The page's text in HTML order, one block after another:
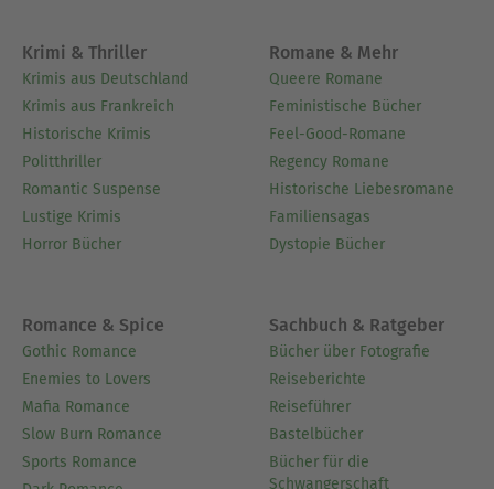
Krimi & Thriller
Krimis aus Deutschland
Krimis aus Frankreich
Historische Krimis
Politthriller
Romantic Suspense
Lustige Krimis
Horror Bücher
Romane & Mehr
Queere Romane
Feministische Bücher
Feel-Good-Romane
Regency Romane
Historische Liebesromane
Familiensagas
Dystopie Bücher
Romance & Spice
Gothic Romance
Enemies to Lovers
Mafia Romance
Slow Burn Romance
Sports Romance
Sachbuch & Ratgeber
Bücher über Fotografie
Reiseberichte
Reiseführer
Bastelbücher
Bücher für die
Schwangerschaft